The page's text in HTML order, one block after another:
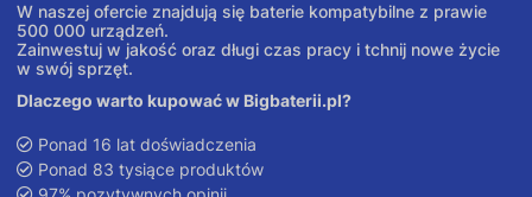
W naszej ofercie znajdują się baterie kompatybilne z prawie
500 000 urządzeń.
Zainwestuj w jakość oraz długi czas pracy i tchnij nowe życie
w swój sprzęt.
Dlaczego warto kupować w Bigbaterii.pl?
Ponad 16 lat doświadczenia
Ponad 83 tysiące produktów